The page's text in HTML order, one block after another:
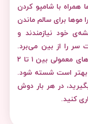
همراه با شامپو کردن
برای سالم ماندن
خود نیازمندند و
را از بین می‌برد.
موهای چرب بین ۲ تا ۳ بار در هفته، موهای معمولی بین ۱ تا ۲
بهتر است شسته شود.
در هر بار دوش
کنید.